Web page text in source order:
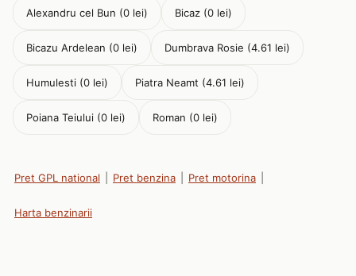
Alexandru cel Bun (0 lei) Bicaz (0 lei)
Bicazu Ardelean (0 lei) Dumbrava Rosie (4.61 lei)
Humulesti (0 lei) Piatra Neamt (4.61 lei)
Poiana Teiului (0 lei) Roman (0 lei)
Pret GPL national Pret benzina Pret motorina
Harta benzinarii